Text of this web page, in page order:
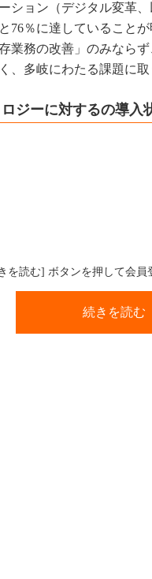
ション（デジタル変革
76％に達していること
業務の改善」のみなら
、多岐にわたる課題に
ジーに対するの導入
を読む] ボタンを押して会員
続きを読む